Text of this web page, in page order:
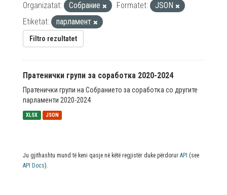
Organizatat: Собрание Formatet:
JSON
Etiketat:
парламент
Filtro rezultatet
Пратенички групи за соработка 2020-2024
Пратенички групи на Собранието за соработка со другите
парламенти 2020-2024
XLSX JSON
Ju gjithashtu mund të keni qasje në këtë regjistër duke përdorur API (see
API Docs).